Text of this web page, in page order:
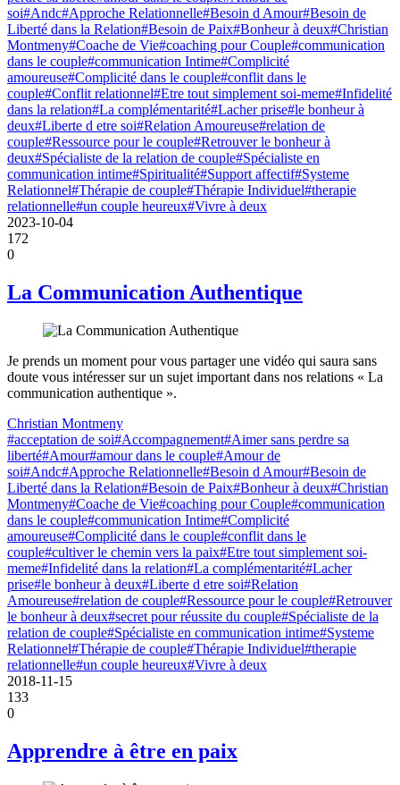
soi#Andc#Approche Relationnelle#Besoin d Amour#Besoin de
Liberté dans la Relation#Besoin de Paix#Bonheur à deux#Christian
Montmeny#Coache de Vie#coaching pour Couple#communication
dans le couple#communication Intime#Complicité
amoureuse#Complicité dans le couple#conflit dans le
couple#Conflit relationnel#Etre tout simplement soi-meme#Infidelité
dans la relation#La complémentarité#Lacher prise#le bonheur à
deux#Liberte d etre soi#Relation Amoureuse#relation de
couple#Ressource pour le couple#Retrouver le bonheur à
deux#Spécialiste de la relation de couple#Spécialiste en
communication intime#Spiritualité#Support affectif#Systeme
Relationnel#Thérapie de couple#Thérapie Individuel#therapie
relationnelle#un couple heureux#Vivre à deux
2023-10-04
172
0
La Communication Authentique
Je prends un moment pour vous partager une vidéo qui saura sans
doute vous intéresser sur un sujet important dans nos relations « La
communication authentique ».
Christian Montmeny
#acceptation de soi#Accompagnement#Aimer sans perdre sa
liberté#Amour#amour dans le couple#Amour de
soi#Andc#Approche Relationnelle#Besoin d Amour#Besoin de
Liberté dans la Relation#Besoin de Paix#Bonheur à deux#Christian
Montmeny#Coache de Vie#coaching pour Couple#communication
dans le couple#communication Intime#Complicité
amoureuse#Complicité dans le couple#conflit dans le
couple#cultiver le chemin vers la paix#Etre tout simplement soi-
meme#Infidelité dans la relation#La complémentarité#Lacher
prise#le bonheur à deux#Liberte d etre soi#Relation
Amoureuse#relation de couple#Ressource pour le couple#Retrouver
le bonheur à deux#secret pour réussite du couple#Spécialiste de la
relation de couple#Spécialiste en communication intime#Systeme
Relationnel#Thérapie de couple#Thérapie Individuel#therapie
relationnelle#un couple heureux#Vivre à deux
2018-11-15
133
0
Apprendre à être en paix